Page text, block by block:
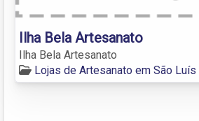
Ilha Bela Artesanato
Ilha Bela Artesanato
Lojas de Artesanato em São Luís